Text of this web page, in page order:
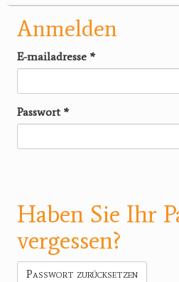
Anmelden
E-mailadresse *
Passwort *
Haben Sie Ihr
vergessen?
Passwort zurücksetzen